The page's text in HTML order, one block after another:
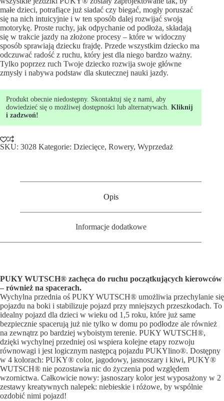
małe dzieci, potrafiące już siadać czy biegać, mogły poruszać
się na nich intuicyjnie i w ten sposób dalej rozwijać swoją
motorykę. Proste ruchy, jak odpychanie od podłoża, składają
się w trakcie jazdy na złożone procesy – które w widoczny
sposób sprawiają dziecku frajdę. Przede wszystkim dziecko ma
odczuwać radość z ruchu, który jest dla niego bardzo ważny.
Tylko poprzez ruch Twoje dziecko rozwija swoje główne
zmysły i nabywa podstaw dla skutecznej nauki jazdy.
Produkt obecnie niedostępny. Skontaktuj się z nami, aby
dowiedzieć się o możliwej dostępności lub alternatywach. Kliknij
i zadzwoń!
SKU: 3028 Kategorie: Dziecięce, Rowery, Wyprzedaż
Opis
Informacje dodatkowe
PUKY WUTSCH® zachęca do ruchu początkujących kierowców
– również na spacerach.
Wychylna przednia oś PUKY WUTSCH® umożliwia przechylanie się
pojazdu na boki i stabilizuje pojazd przy mniejszych przeszkodach. To
idealny pojazd dla dzieci w wieku od 1,5 roku, które już same
bezpiecznie spacerują już nie tylko w domu po podłodze ale również
na zewnątrz po bardziej wyboistym terenie. PUKY WUTSCH®,
dzięki wychylnej przedniej osi wspiera kolejne etapy rozwoju
równowagi i jest logicznym następcą pojazdu PUKYlino®. Dostępny
w 4 kolorach: PUKY® color, jagodowy, jasnoszary i kiwi, PUKY®
WUTSCH® nie pozostawia nic do życzenia pod względem
wzornictwa. Całkowicie nowy: jasnoszary kolor jest wyposażony w 2
zestawy kreatywnych nalepek: niebieskie i różowe, by wspólnie
ozdobić nimi pojazd!